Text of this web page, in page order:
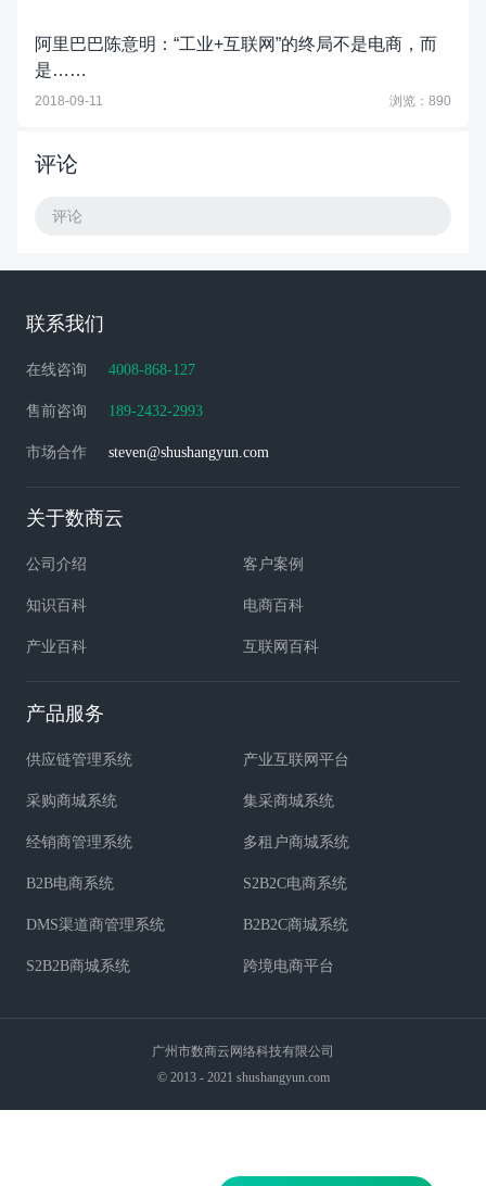
阿里巴巴陈意明：“工业+互联网”的终局不是电商，而
是……
2018-09-11 浏览：890
评论
评论
联系我们
在线咨询 4008-868-127
售前咨询 189-2432-2993
市场合作 steven@shushangyun.com
关于数商云
公司介绍 客户案例
知识百科 电商百科
产业百科 互联网百科
产品服务
供应链管理系统 产业互联网平台
采购商城系统 集采商城系统
经销商管理系统 多租户商城系统
B2B电商系统 S2B2C电商系统
DMS渠道商管理系统 B2B2C商城系统
S2B2B商城系统 跨境电商平台
广州市数商云网络科技有限公司
© 2013 - 2021 shushangyun.com